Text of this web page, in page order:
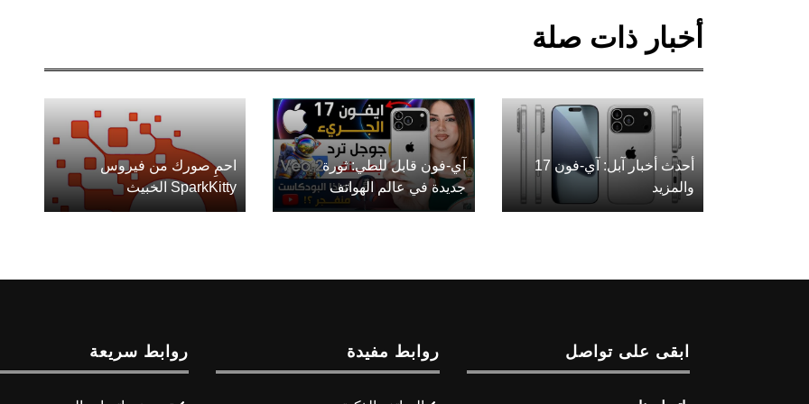
أخبار ذات صلة
أحدث أخبار آبل: آي-فون 17
والمزيد
آي-فون قابل للطي: ثورة
جديدة في عالم الهواتف
احمِ صورك من فيروس
SparkKitty الخبيث
ابقى على تواصل روابط مفيدة روابط سريعة